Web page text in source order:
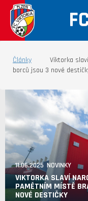
Články
Viktorka
borců jsou 3 nové
11.06.2025 NOVINKY
VIKTORKA SLAVÍ
PAMĚTNÍM MÍSTĚ
NOVÉ DESTIČKY